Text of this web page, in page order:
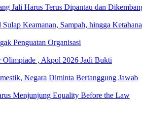
Jali Harus Terus Dipantau dan
Keamanan, Sampah, hingga
Penguatan Organisasi
, Akpol 2026 Jadi Bukti
Negara Diminta Bertanggung Jawab
Menjunjung Equality Before the Law